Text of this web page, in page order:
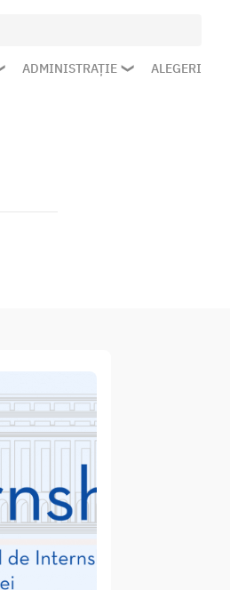
ADMINISTRAȚIE ALEGERI